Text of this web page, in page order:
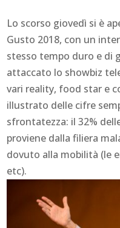
Lo scorso giovedì si è
Gusto 2018, con un
stesso tempo duro e di
attaccato lo showbiz
vari reality, food star e
illustrato delle cifre
sfrontatezza: il 32%
proviene dalla filiera
dovuto alla mobilità (le
etc).